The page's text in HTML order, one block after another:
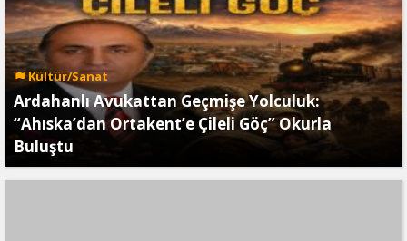
Kültür/Sanat
Ardahanlı Avukattan Geçmişe Yolculuk:
“Ahıska’dan Ortakent’e Çileli Göç” Okurla
Buluştu